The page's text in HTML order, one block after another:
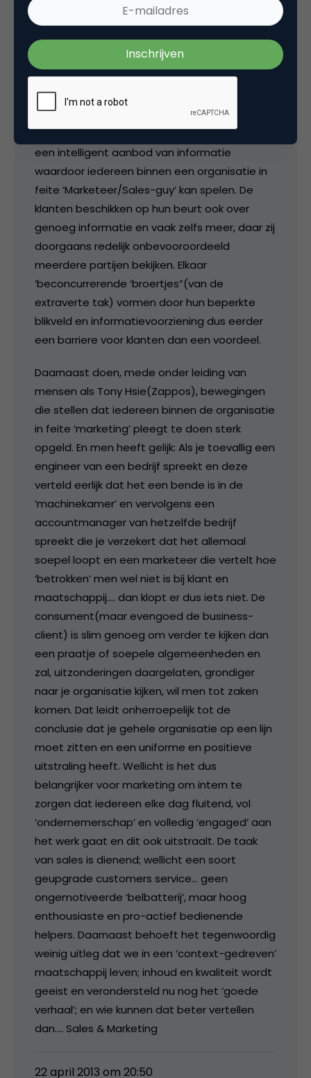
oplossing’ toch echt nodig heeft.
Dat deze opsplitsingen inmiddels zo stevig in
ieders brein gegrift staan is eerder de
uitdaging. Sales en Marketing hebben
inmiddels hun eigen paden ingesleten en
willen liever geen duimbreed toegeven. De
huidig stand van de techniek kan voorzien in
een intelligent aanbod van informatie
waardoor iedereen binnen een organisatie in
feite ‘Marketeer/Sales-guy’ kan spelen. De
klanten beschikken op hun beurt ook over
genoeg informatie en vaak zelfs meer, daar zij
doorgaans redelijk onbevooroordeeld
meerdere partijen bekijken. Elkaar
‘beconcurrerende ‘broertjes”(van de
extraverte tak) vormen door hun beperkte
blikveld en informatievoorziening dus eerder
een barriere voor klanten dan een voordeel.
Daarnaast doen, mede onder leiding van
mensen als Tony Hsie(Zappos), bewegingen
die stellen dat iedereen binnen de organisatie
in feite ‘marketing’ pleegt te doen sterk
opgeld. En men heeft gelijk: Als je toevallig een
engineer van een bedrijf spreekt en deze
verteld eerlijk dat het een bende is in de
‘machinekamer’ en vervolgens een
accountmanager van hetzelfde bedrijf
spreekt die je verzekert dat het allemaal
soepel loopt en een marketeer die vertelt hoe
‘betrokken’ men wel niet is bij klant en
maatschappij…. dan klopt er dus iets niet. De
consument(maar evengoed de business-
client) is slim genoeg om verder te kijken dan
een praatje of soepele algemeenheden en
zal, uitzonderingen daargelaten, grondiger
naar je organisatie kijken, wil men tot zaken
komen. Dat leidt onherroepelijk tot de
conclusie dat je gehele organisatie op een lijn
moet zitten en een uniforme en positieve
uitstraling heeft. Wellicht is het dus
belangrijker voor marketing om intern te
zorgen dat iedereen elke dag fluitend, vol
‘ondernemerschap’ en volledig ‘engaged’ aan
het werk gaat en dit ook uitstraalt. De taak
van sales is dienend; wellicht een soort
geupgrade customers service… geen
ongemotiveerde ‘belbatterij’, maar hoog
enthousiaste en pro-actief bedienende
helpers. Daarnaast behoeft het tegenwoordig
weinig uitleg dat we in een ‘context-gedreven’
maatschappij leven; inhoud en kwaliteit wordt
geeist en verondersteld nu nog het ‘goede
verhaal’; en wie kunnen dat beter vertellen
dan…. Sales & Marketing
22 april 2013 om 20:50